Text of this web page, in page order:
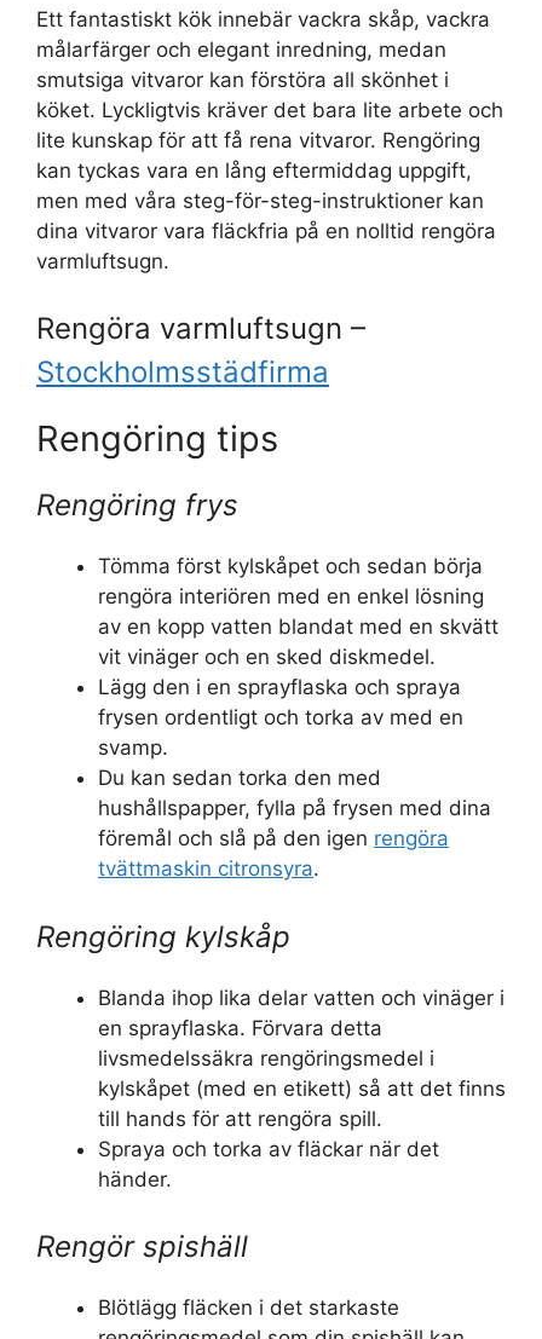
Ett fantastiskt kök innebär vackra skåp, vackra
målarfärger och elegant inredning, medan
smutsiga vitvaror kan förstöra all skönhet i
köket. Lyckligtvis kräver det bara lite arbete och
lite kunskap för att få rena vitvaror. Rengöring
kan tyckas vara en lång eftermiddag uppgift,
men med våra steg-för-steg-instruktioner kan
dina vitvaror vara fläckfria på en nolltid rengöra
varmluftsugn.
Rengöra varmluftsugn –
Stockholmsstädfirma
Rengöring tips
Rengöring frys
Tömma först kylskåpet och sedan börja
rengöra interiören med en enkel lösning
av en kopp vatten blandat med en skvätt
vit vinäger och en sked diskmedel.
Lägg den i en sprayflaska och spraya
frysen ordentligt och torka av med en
svamp.
Du kan sedan torka den med
hushållspapper, fylla på frysen med dina
föremål och slå på den igen rengöra
tvättmaskin citronsyra.
Rengöring kylskåp
Blanda ihop lika delar vatten och vinäger i
en sprayflaska. Förvara detta
livsmedelssäkra rengöringsmedel i
kylskåpet (med en etikett) så att det finns
till hands för att rengöra spill.
Spraya och torka av fläckar när det
händer.
Rengör spishäll
Blötlägg fläcken i det starkaste